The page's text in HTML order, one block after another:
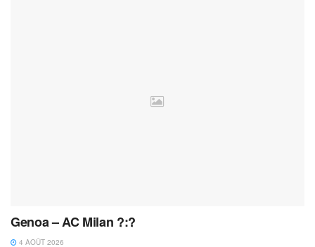
Genoa – AC Milan ?:?
4 AOÛT 2026